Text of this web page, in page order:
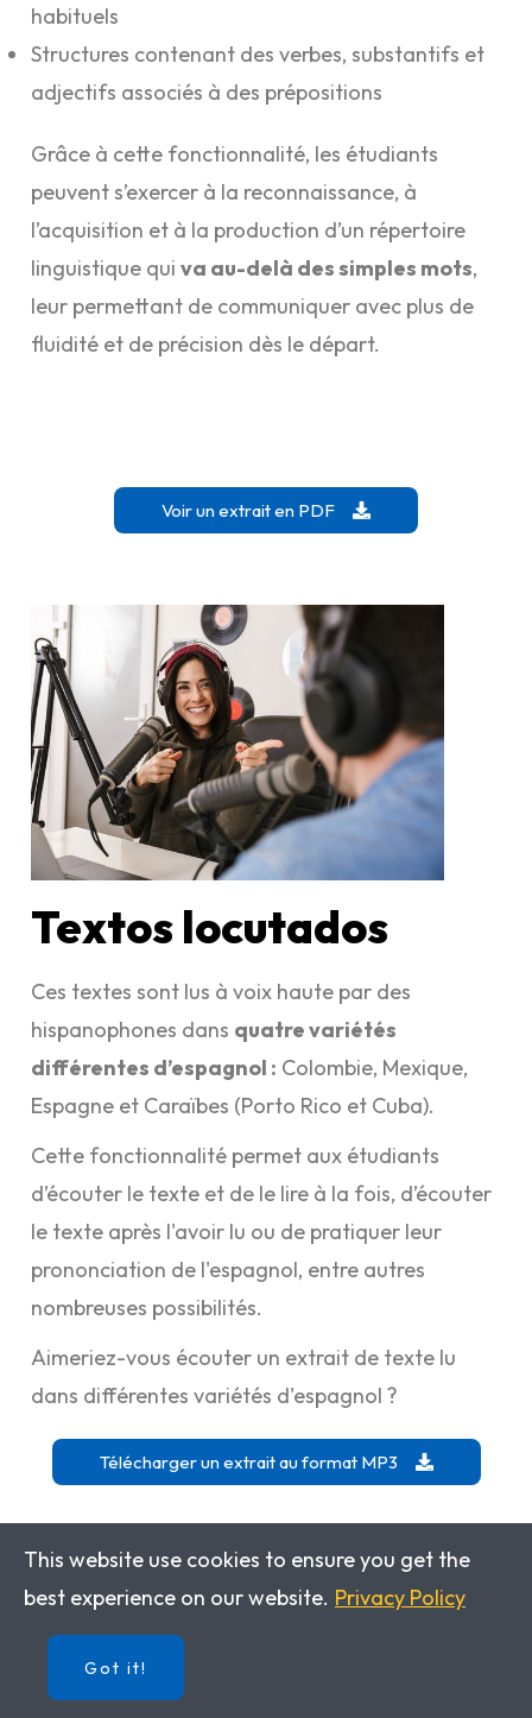
habituels
Structures contenant des verbes, substantifs et
adjectifs associés à des prépositions
Grâce à cette fonctionnalité, les étudiants
peuvent s’exercer à la reconnaissance, à
l’acquisition et à la production d’un répertoire
linguistique qui va au-delà des simples mots,
leur permettant de communiquer avec plus de
fluidité et de précision dès le départ.
Voir un extrait en PDF
Textos locutados
Ces textes sont lus à voix haute par des
hispanophones dans quatre variétés
différentes d’espagnol : Colombie, Mexique,
Espagne et Caraïbes (Porto Rico et Cuba).
Cette fonctionnalité permet aux étudiants
d’écouter le texte et de le lire à la fois, d’écouter
le texte après l'avoir lu ou de pratiquer leur
prononciation de l'espagnol, entre autres
nombreuses possibilités.
Aimeriez-vous écouter un extrait de texte lu
dans différentes variétés d'espagnol ?
Télécharger un extrait au format MP3
Les auteurs
This website use cookies to ensure you get the
best experience on our website. Privacy Policy
Got it!